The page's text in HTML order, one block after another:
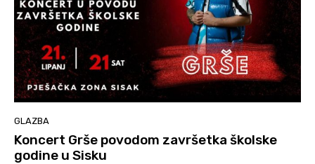
GLAZBA
Koncert Grše povodom završetka školske
godine u Sisku